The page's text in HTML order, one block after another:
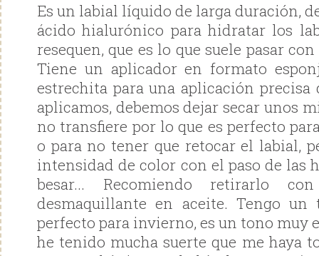
Es un labial líquido de larga duración,
ácido hialurónico para hidratar los
resequen, que es lo que suele pasar
Tiene un aplicador en formato
estrechita para una aplicación precisa
aplicamos, debemos dejar secar unos
no transfiere por lo que es perfecto
o para no tener que retocar el labial,
intensidad de color con el paso de las
besar... Recomiendo retirarlo
desmaquillante en aceite. Tengo un
perfecto para invierno, es un tono muy
he tenido mucha suerte que me haya